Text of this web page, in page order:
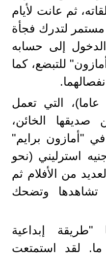
ثم عانت لأيام
لتدرك فجأة
الدخول إلى حسابه
للتبضع، كما
فقررت الشابة (29 عاما)، التي تعمل
صديقها الخائن،
"أمازون برايم"
بمبلغ 500 جنيه استرليني (نحو
من الأفلام ثم
وتضحك
"طريقة إبداعية
لقد استمتعت